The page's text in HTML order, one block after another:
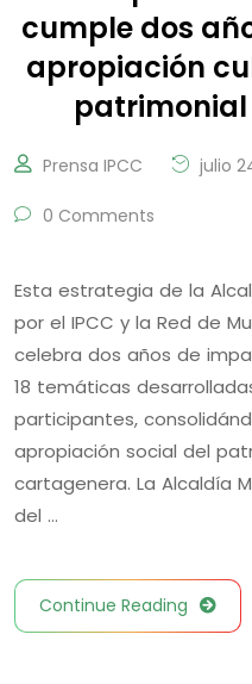
cumple dos
apropiación
Prensa IPCC julio
0 Comments
Esta estrategia de la
por el IPCC y la Red de
celebra dos años de
18 temáticas
participantes,
apropiación social del
cartagenera. La Alcaldía
del …
Continue Reading